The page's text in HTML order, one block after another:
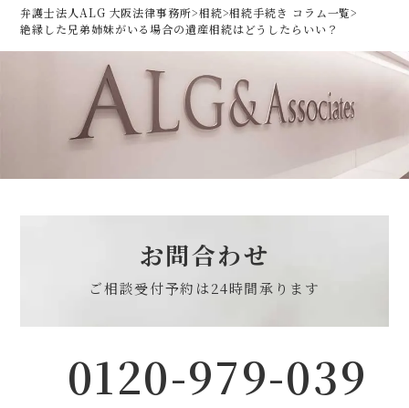
弁護士法人ALG 大阪法律事務所>相続>相続手続き コラム一覧>
絶縁した兄弟姉妹がいる場合の遺産相続はどうしたらいい？
お問合わせ
ご相談受付予約は24時間承ります
0120-979-039